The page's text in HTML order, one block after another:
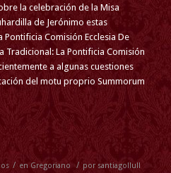
la celebración de la Misa
de Jerónimo estas
Comisión Ecclesia De
Tradicional: La Pontificia Comisión
a algunas cuestiones
del motu proprio Summorum
/ en Gregoriano / por santiagollull